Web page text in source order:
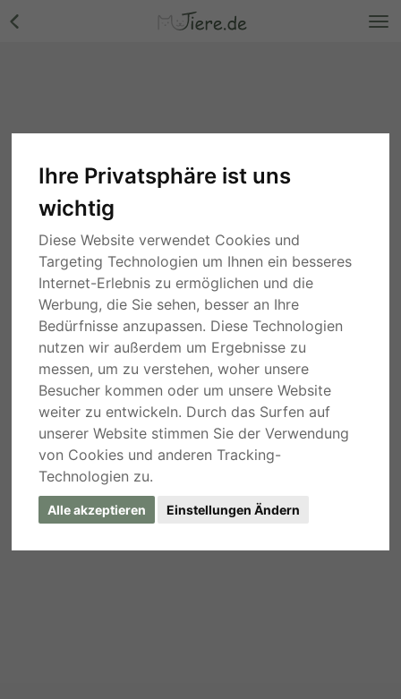
Ihre Privatsphäre ist uns
wichtig
Diese Website verwendet Cookies und
Targeting Technologien um Ihnen ein besseres
Internet-Erlebnis zu ermöglichen und die
Werbung, die Sie sehen, besser an Ihre
Bedürfnisse anzupassen. Diese Technologien
nutzen wir außerdem um Ergebnisse zu
messen, um zu verstehen, woher unsere
Besucher kommen oder um unsere Website
weiter zu entwickeln. Durch das Surfen auf
unserer Website stimmen Sie der Verwendung
von Cookies und anderen Tracking-
Technologien zu.
Alle akzeptieren Einstellungen Ändern